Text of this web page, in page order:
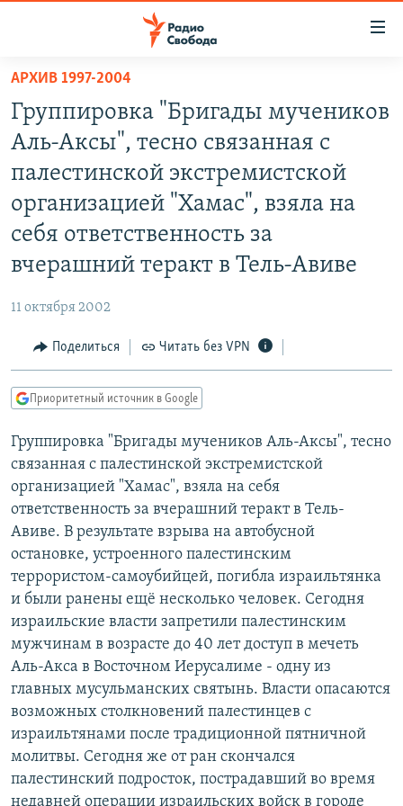
упрощенного
доступа
Вернуться
основному
содержанию
Вернутся
главной
Вернутся
поиску
ПОДКАСТЫ
АВТОРСКИЕ ПРОЕКТЫ
МНЕНИЯ
КУЛЬТУРА
СЕВЕР.РЕАЛИИ
СИБИРЬ.РЕАЛИИ
ПОДПИШИТЕСЬ НА РАССЫЛКУ
СОЦИАЛЬНЫЕ СЕТИ
Все сайты РСЕ/РС
АРХИВ 1997-2004
Группировка "Бригады мучеников
Аль-Аксы", тесно связанная с
палестинской экстремистской
организацией "Хамас", взяла на
себя ответственность за
вчерашний теракт в Тель-Авиве
11 октября 2002
Поделиться Читать без VPN
Приоритетный источник в Google
Группировка "Бригады мучеников Аль-Аксы", тесно
связанная с палестинской экстремистской
организацией "Хамас", взяла на себя
ответственность за вчерашний теракт в Тель-
Авиве. В результате взрыва на автобусной
остановке, устроенного палестинским
террористом-самоубийцей, погибла израильтянка
и были ранены ещё несколько человек. Сегодня
израильские власти запретили палестинским
мужчинам в возрасте до 40 лет доступ в мечеть
Аль-Акса в Восточном Иерусалиме - одну из
главных мусульманских святынь. Власти опасаются
возможных столкновений палестинцев с
израильтянами после традиционной пятничной
молитвы. Сегодня же от ран скончался
палестинский подросток, пострадавший во время
недавней операции израильских войск в городе